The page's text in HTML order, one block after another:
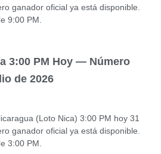
ganador oficial ya está disponible.
9:00 PM.
3:00 PM Hoy — Número
de 2026
(Loto Nica) 3:00 PM hoy 31
ganador oficial ya está disponible.
3:00 PM.